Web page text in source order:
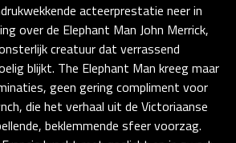
acteerprestatie neer in
over de Elephant Man John Merrick,
creatuur dat verrassend
blijkt. The Elephant Man kreeg maar
geen gering compliment voor
die het verhaal uit de Victoriaanse
beklemmende sfeer voorzag.